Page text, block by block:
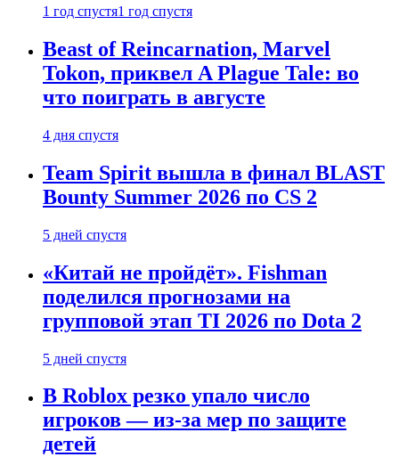
1 год спустя1 год спустя
Beast of Reincarnation, Marvel
Tokon, приквел A Plague Tale: во
что поиграть в августе
4 дня спустя
Team Spirit вышла в финал BLAST
Bounty Summer 2026 по CS 2
5 дней спустя
«Китай не пройдёт». Fishman
поделился прогнозами на
групповой этап TI 2026 по Dota 2
5 дней спустя
В Roblox резко упало число
игроков — из-за мер по защите
детей